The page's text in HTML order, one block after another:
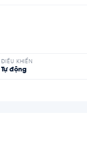
ĐIỀU KHIỂN
Tự động